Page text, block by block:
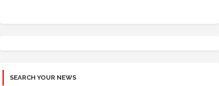
SEARCH YOUR NEWS